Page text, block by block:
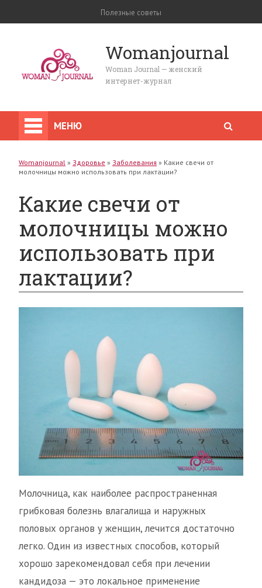
Полезные советы
Womanjournal
Woman Journal — женский
интернет-журнал
МЕНЮ
Womanjournal » Здоровье » Заболевания » Какие свечи от
молочницы можно использовать при лактации?
Какие свечи от
молочницы можно
использовать при
лактации?
Молочница, как наиболее распространенная
грибковая болезнь влагалища и наружных
половых органов у женщин, лечится достаточно
легко. Один из известных способов, который
хорошо зарекомендовал себя при лечении
кандидоза — это локальное применение